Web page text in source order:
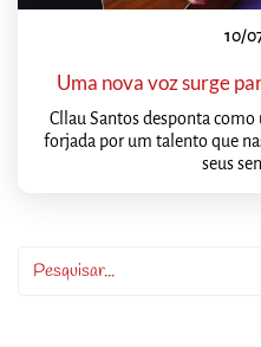
10/
Uma nova voz surge
Cllau Santos desponta
forjada por um talento que
seus